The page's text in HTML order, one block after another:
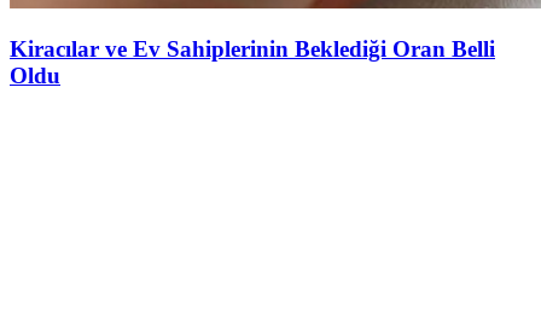
Kiracılar ve Ev Sahiplerinin Beklediği Oran Belli
Oldu